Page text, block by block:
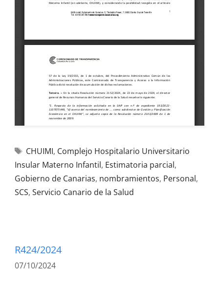
CHUIMI, Complejo Hospitalario Universitario
Insular Materno Infantil, Estimatoria parcial,
Gobierno de Canarias, nombramientos, Personal,
SCS, Servicio Canario de la Salud
R424/2024
07/10/2024